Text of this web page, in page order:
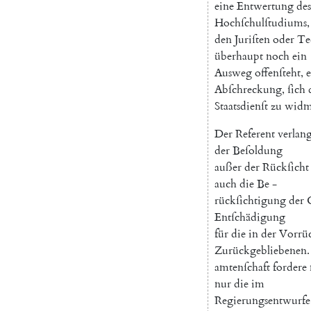
eineEntwertungdes
Hochſchulſtudiums,
denJuriſtenoder
überhauptnochein
Auswegoffenſteht,
Abſchreckung, ſich
Staatsdienſtzu
DerReferent
derBeſoldung
außerderRückſicht
auchdieBe-
rückſichtigungder
Entſchädigung
fürdieinder
Zurückgebliebenen.
amtenſchaftfordere
nurdieim
Regierungsentwurfe